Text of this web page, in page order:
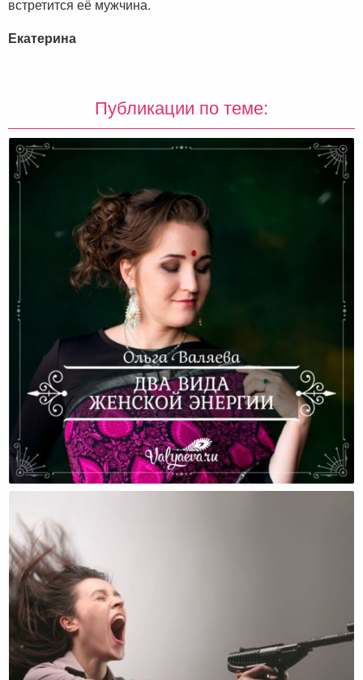
встретится её мужчина.
Екатерина
Публикации по теме:
Два Вида Женской Энергии